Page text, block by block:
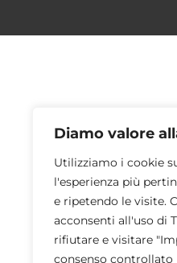
Diamo valore
Utilizziamo i cookie
l'esperienza più
e ripetendo le visite.
acconsenti all'uso di
rifiutare e visitare
consenso controllato